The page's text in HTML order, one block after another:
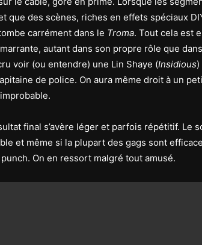
que des scènes, riches en effets spéciaux
carrément dans le Troma. Tout cela est
autant dans son propre rôle que
voir (ou entendre) une Lin Shaye (Insidious
de police. On aura même droit à un
final s’avère léger et parfois répétitif. Le
et même si la plupart des gags sont
On en ressort malgré tout amusé.